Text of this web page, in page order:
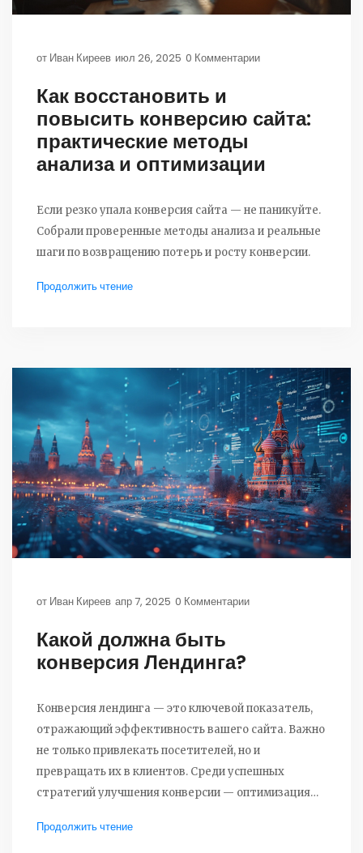
от Иван Киреев июл 26, 2025 0 Комментарии
Как восстановить и
повысить конверсию сайта:
практические методы
анализа и оптимизации
Если резко упала конверсия сайта — не паникуйте.
Собрали проверенные методы анализа и реальные
шаги по возвращению потерь и росту конверсии.
Продолжить чтение
от Иван Киреев апр 7, 2025 0 Комментарии
Какой должна быть
конверсия Лендинга?
Конверсия лендинга — это ключевой показатель,
отражающий эффективность вашего сайта. Важно
не только привлекать посетителей, но и
превращать их в клиентов. Среди успешных
стратегий улучшения конверсии — оптимизация
персонализация контента. Узнайте, какие
Продолжить чтение